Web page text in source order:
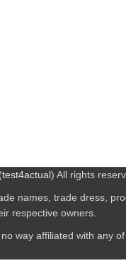
test4actual) All rights
names, trade dress,
respective owners.
no way affiliated with any